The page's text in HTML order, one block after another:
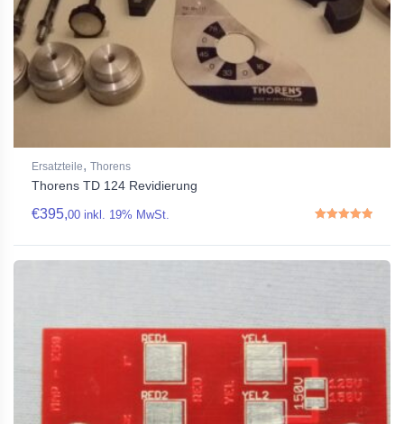
Ersatzteile, Thorens
Thorens TD 124 Revidierung
€395,00 inkl. 19% MwSt.
Rated5.00out of 5